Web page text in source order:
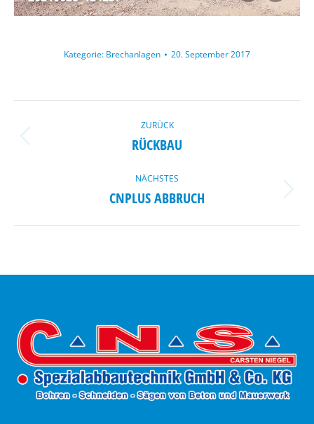
Kategorie: Brechanlagen 20. September 2017
NAVIGATION
ZURÜCK
Vorheriges
RÜCKBAU
NÄCHSTES
Nächstes
CNPLUS ABBRUCH